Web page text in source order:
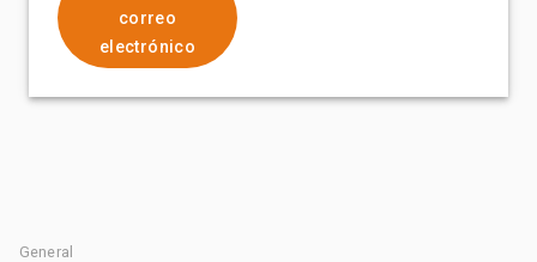
correo
electrónico
General